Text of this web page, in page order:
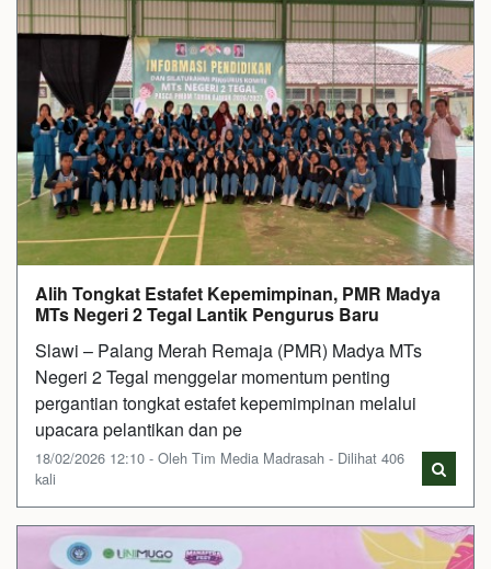
Alih Tongkat Estafet Kepemimpinan, PMR Madya
MTs Negeri 2 Tegal Lantik Pengurus Baru
Slawi – Palang Merah Remaja (PMR) Madya MTs
Negeri 2 Tegal menggelar momentum penting
pergantian tongkat estafet kepemimpinan melalui
upacara pelantikan dan pe
18/02/2026 12:10 - Oleh Tim Media Madrasah - Dilihat 406
kali